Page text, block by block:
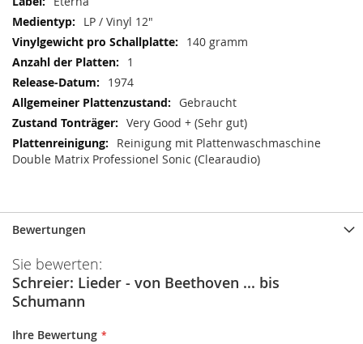
LP / Vinyl 12"
140 gramm
1
1974
Gebraucht
Very Good + (Sehr gut)
Reinigung mit Plattenwaschmaschine
Double Matrix Professionel Sonic (Clearaudio)
Bewertungen
Sie bewerten:
Schreier: Lieder - von Beethoven ... bis
Schumann
Ihre Bewertung